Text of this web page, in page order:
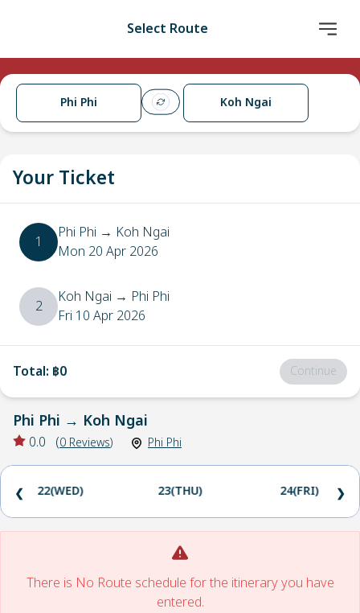
Select Route
Phi Phi Koh Ngai
Your Ticket
1 Phi Phi → Koh Ngai
Mon 20 Apr 2026
2 Koh Ngai → Phi Phi
Fri 10 Apr 2026
Total: ฿0 Continue
Phi Phi → Koh Ngai
0.0 (0 Reviews) Phi Phi
22(WED) 23(THU) 24(FRI)
❮ ❯
There is No Route schedule for the itinerary you have
entered.